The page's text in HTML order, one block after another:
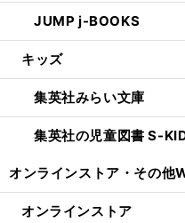
JUMP j-BOOKS
キッズ
集英社みらい文庫
集英社の児童図書 S-
オンラインストア・ その他
オンラインストア